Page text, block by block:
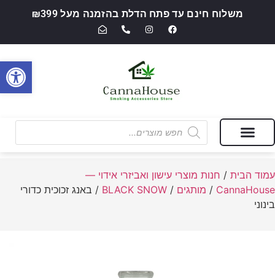
משלוח חינם עד פתח הדלת בהזמנה מעל ₪399
עמוד הבית / חנות מוצרי עישון ואביזרי אידוי —
CannaHouse
/ מותגים /
BLACK SNOW / באנג זכוכית כדורי
בינוני
פתח